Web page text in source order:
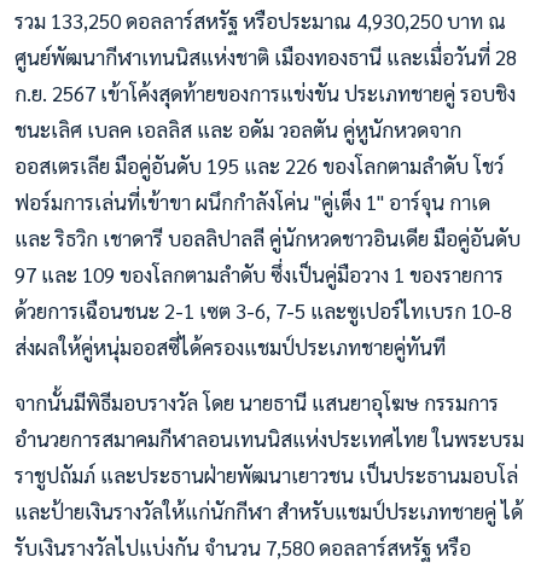
รวม 133,250 ดอลลาร์สหรัฐ หรือประมาณ 4,930,250 บาท ณ
ศูนย์พัฒนากีฬาเทนนิสแห่งชาติ เมืองทองธานี และเมื่อวันที่ 28
ก.ย. 2567 เข้าโค้งสุดท้ายของการแข่งขัน ประเภทชายคู่ รอบชิง
ชนะเลิศ เบลค เอลลิส และ อดัม วอลตัน คู่หูนักหวดจาก
ออสเตรเลีย มือคู่อันดับ 195 และ 226 ของโลกตามลำดับ โชว์
ฟอร์มการเล่นที่เข้าขา ผนึกกำลังโค่น "คู่เต็ง 1" อาร์จุน กาเด
และ ริธวิก เชาดารี บอลลิปาลลี คู่นักหวดชาวอินเดีย มือคู่อันดับ
97 และ 109 ของโลกตามลำดับ ซึ่งเป็นคู่มือวาง 1 ของรายการ
ด้วยการเฉือนชนะ 2-1 เซต 3-6, 7-5 และซูเปอร์ไทเบรก 10-8
ส่งผลให้คู่หนุ่มออสซี่ได้ครองแชมป์ประเภทชายคู่ทันที
จากนั้นมีพิธีมอบรางวัล โดย นายธานี แสนยาอุโฆษ กรรมการ
อำนวยการสมาคมกีฬาลอนเทนนิสแห่งประเทศไทย ในพระบรม
ราชูปถัมภ์ และประธานฝ่ายพัฒนาเยาวชน เป็นประธานมอบโล่
และป้ายเงินรางวัลให้แก่นักกีฬา สำหรับแชมป์ประเภทชายคู่ ได้
รับเงินรางวัลไปแบ่งกัน จำนวน 7,580 ดอลลาร์สหรัฐ หรือ